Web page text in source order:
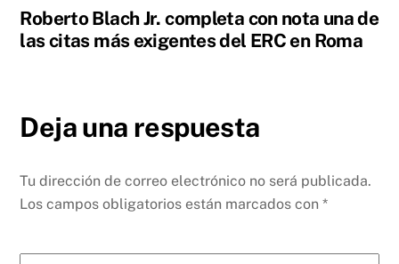
Roberto Blach Jr. completa con nota una de
las citas más exigentes del ERC en Roma
Deja una respuesta
Tu dirección de correo electrónico no será publicada.
Los campos obligatorios están marcados con*